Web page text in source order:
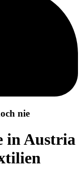
nie
in Austria